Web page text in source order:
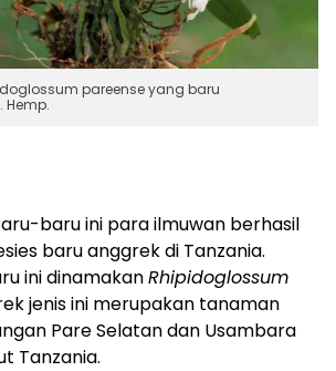
pareense yang baru
Hemp.
baru ini para ilmuwan berhasil
baru anggrek di Tanzania.
ini dinamakanRhipidoglossum
jenis ini merupakan tanaman
Pare Selatan dan Usambara
Tanzania.